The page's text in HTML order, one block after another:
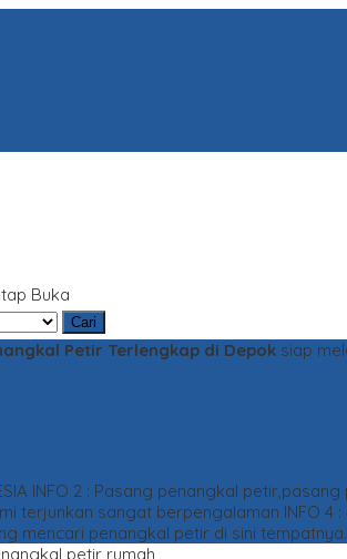
Buka
Cari
Petir Terlengkap di Depok siap
INFO 2 : Pasang penangkal
terjunkan sangat berpengalaman INFO 4
mencari penangkal petir di sini tempatnya.
petir rumah